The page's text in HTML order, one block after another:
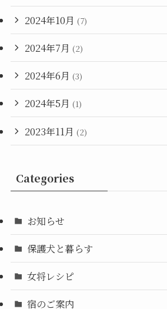
2024年10月 (7)
2024年7月 (2)
2024年6月 (3)
2024年5月 (1)
2023年11月 (2)
Categories
お知らせ
保護犬と暮らす
女将レシピ
宿のご案内